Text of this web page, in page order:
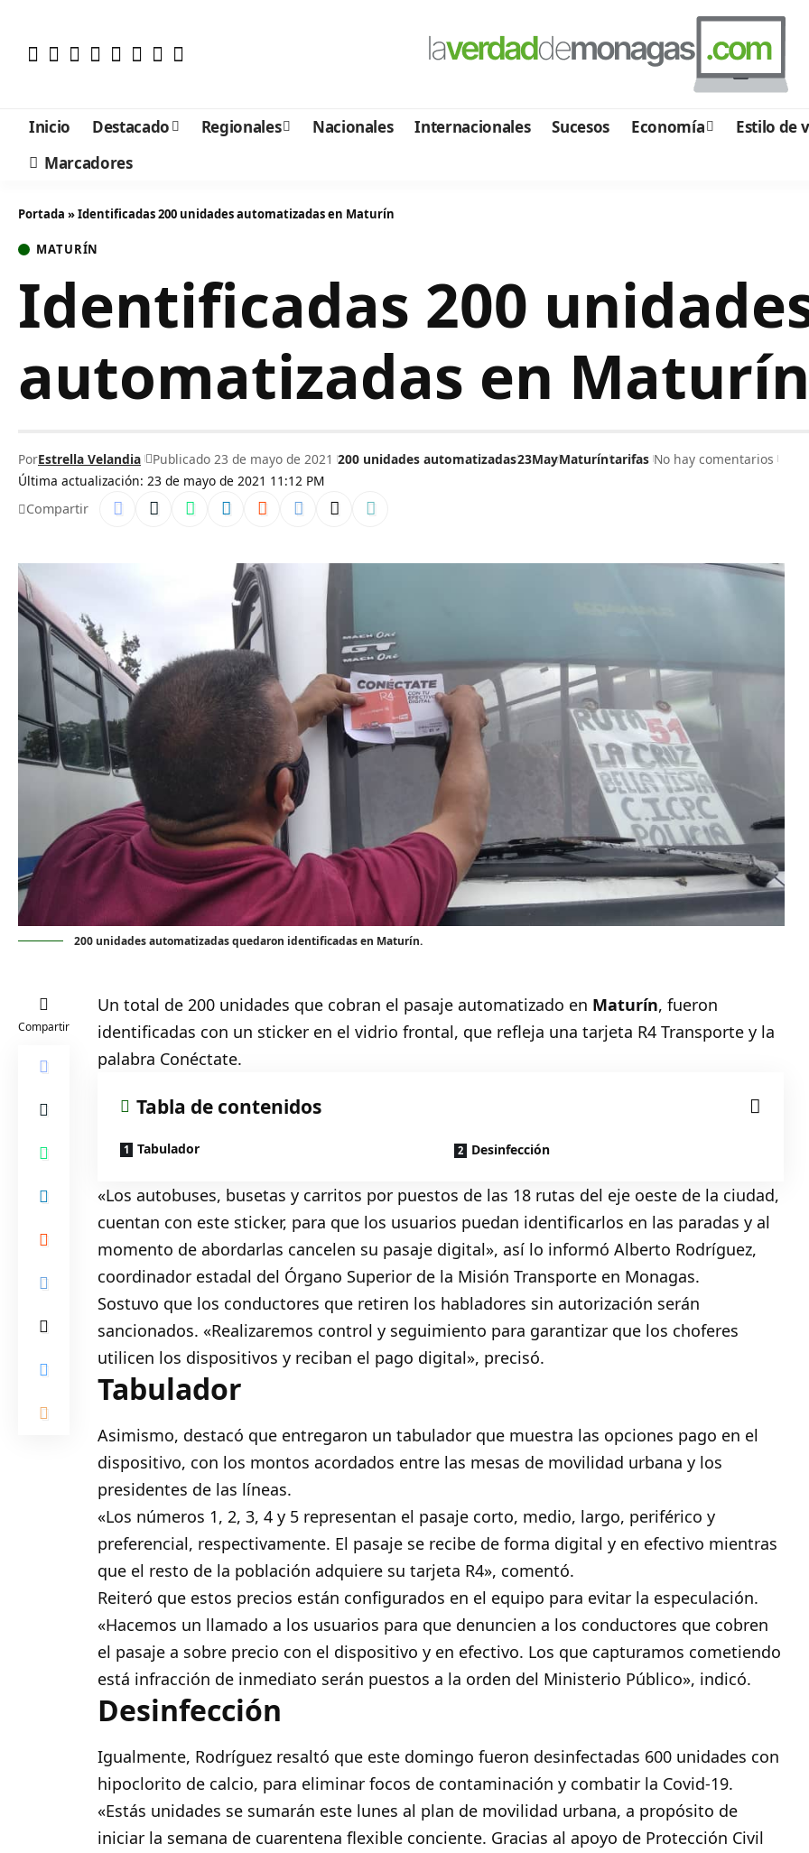
Inicio Destacado Regionales Nacionales Internacionales Sucesos Economía Estilo de
Marcadores
Portada »Identificadas 200 unidades automatizadas en Maturín
MATURÍN
Identificadas 200
automatizadas en Maturín
Última actualización: 23 de mayo de 2021 11:12 PM
PorEstrella Velandia Publicado 23 de mayo de 2021 200 unidades automatizadas23MayMaturíntarifas No hay comentarios
Compartir
200 unidades automatizadas quedaron identificadas en Maturín.
Compartir
Un total de 200 unidades que cobran el pasaje automatizado en Maturín, fueron
identificadas con un sticker en el vidrio frontal, que refleja una tarjeta R4 Transporte y la
palabra Conéctate.
Tabla de contenidos
Tabulador Desinfección
«Los autobuses, busetas y carritos por puestos de las 18 rutas del eje oeste de la ciudad,
cuentan con este sticker, para que los usuarios puedan identificarlos en las paradas y al
momento de abordarlas cancelen su pasaje digital», así lo informó Alberto Rodríguez,
coordinador estadal del Órgano Superior de la Misión Transporte en Monagas.
Sostuvo que los conductores que retiren los habladores sin autorización serán
sancionados. «Realizaremos control y seguimiento para garantizar que los choferes
utilicen los dispositivos y reciban el pago digital», precisó.
Tabulador
Asimismo, destacó que entregaron un tabulador que muestra las opciones pago en el
dispositivo, con los montos acordados entre las mesas de movilidad urbana y los
presidentes de las líneas.
«Los números 1, 2, 3, 4 y 5 representan el pasaje corto, medio, largo, periférico y
preferencial, respectivamente. El pasaje se recibe de forma digital y en efectivo mientras
que el resto de la población adquiere su tarjeta R4», comentó.
Reiteró que estos precios están configurados en el equipo para evitar la especulación.
«Hacemos un llamado a los usuarios para que denuncien a los conductores que cobren
el pasaje a sobre precio con el dispositivo y en efectivo. Los que capturamos cometiendo
está infracción de inmediato serán puestos a la orden del Ministerio Público», indicó.
Desinfección
Igualmente, Rodríguez resaltó que este domingo fueron desinfectadas 600 unidades con
hipoclorito de calcio, para eliminar focos de contaminación y combatir la Covid-19.
«Estás unidades se sumarán este lunes al plan de movilidad urbana, a propósito de
iniciar la semana de cuarentena flexible conciente. Gracias al apoyo de Protección Civil